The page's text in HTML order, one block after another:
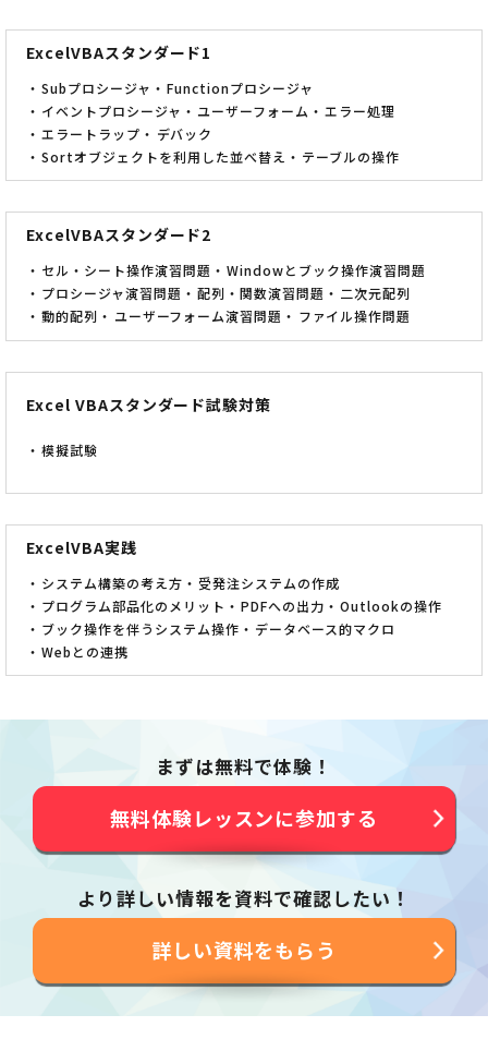
ExcelVBAスタンダード1
Subプロシージャ
Functionプロシージャ
イベントプロシージャ
ユーザーフォーム
エラー処理
エラートラップ
デバック
Sortオブジェクトを利用した並べ替え
テーブルの操作
ExcelVBAスタンダード2
セル・シート操作演習問題
Windowとブック操作演習問題
プロシージャ演習問題
配列・関数演習問題
二次元配列
動的配列
ユーザーフォーム演習問題 ファイル操作問題
Excel VBAスタンダード試験対策
模擬試験
ExcelVBA実践
システム構築の考え方
受発注システムの作成
プログラム部品化のメリット
PDFへの出力
Outlookの操作
ブック操作を伴うシステム操作
データベース的マクロ
Webとの連携
まずは無料で体験！
無料体験レッスンに参加する
より詳しい情報を資料で確認したい！
詳しい資料をもらう